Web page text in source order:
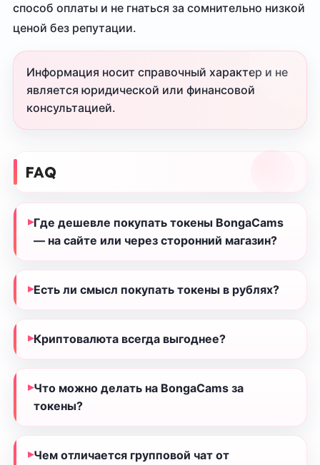
способ оплаты и не гнаться за сомнительно низкой
ценой без репутации.
Информация носит справочный характер и не
является юридической или финансовой
консультацией.
FAQ
Где дешевле покупать токены BongaCams
— на сайте или через сторонний магазин?
Есть ли смысл покупать токены в рублях?
Криптовалюта всегда выгоднее?
Что можно делать на BongaCams за
токены?
Чем отличается групповой чат от